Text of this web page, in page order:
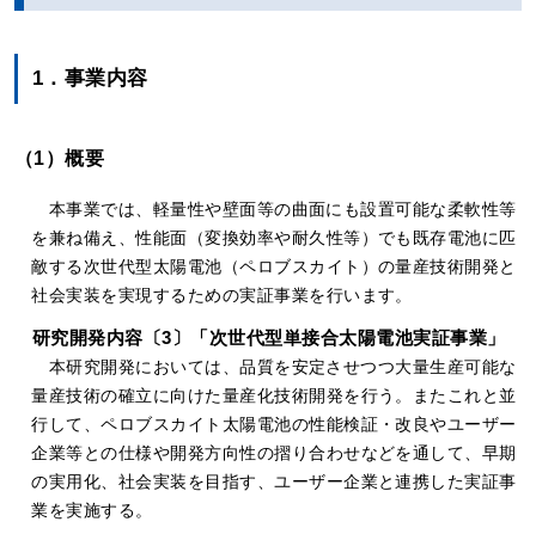
1．事業内容
（1）概要
本事業では、軽量性や壁面等の曲面にも設置可能な柔軟性等
を兼ね備え、性能面（変換効率や耐久性等）でも既存電池に匹
敵する次世代型太陽電池（ペロブスカイト）の量産技術開発と
社会実装を実現するための実証事業を行います。
研究開発内容〔3〕「次世代型単接合太陽電池実証事業」
本研究開発においては、品質を安定させつつ大量生産可能な
量産技術の確立に向けた量産化技術開発を行う。またこれと並
行して、ペロブスカイト太陽電池の性能検証・改良やユーザー
企業等との仕様や開発方向性の摺り合わせなどを通して、早期
の実用化、社会実装を目指す、ユーザー企業と連携した実証事
業を実施する。